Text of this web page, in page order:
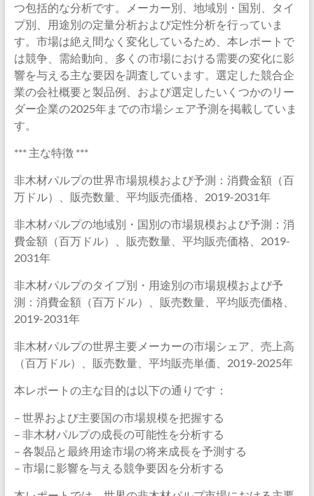
つ包括的な分析です。メーカー別、地域別・国別、タイ
プ別、用途別の定量分析および定性分析を行っていま
す。市場は絶え間なく変化しているため、本レポートで
は競争、需給動向、多くの市場における需要の変化に影
響を与える主な要因を調査しています。選定した競合企
業の会社概要と製品例、および選定したいくつかのリー
ダー企業の2025年までの市場シェア予測を掲載していま
す。
*** 主な特徴 ***
非木材パルプの世界市場規模および予測：消費金額（百
万ドル）、販売数量、平均販売価格、2019-2031年
非木材パルプの地域別・国別の市場規模および予測：消
費金額（百万ドル）、販売数量、平均販売価格、2019-
2031年
非木材パルプのタイプ別・用途別の市場規模および予
測：消費金額（百万ドル）、販売数量、平均販売価格、
2019-2031年
非木材パルプの世界主要メーカーの市場シェア、売上高
（百万ドル）、販売数量、平均販売単価、2019-2025年
本レポートの主な目的は以下の通りです：
– 世界および主要国の市場規模を把握する
– 非木材パルプの成長の可能性を分析する
– 各製品と最終用途市場の将来成長を予測する
– 市場に影響を与える競争要因を分析する